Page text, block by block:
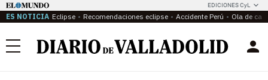
EDICIONES CyL
ES NOTICIA Eclipse Recomendaciones eclipse Accidente Perú Ola de
Menú